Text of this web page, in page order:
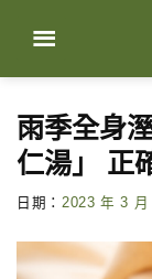
content
雨季全身
仁湯」 正
日期： 2023 年 3 月